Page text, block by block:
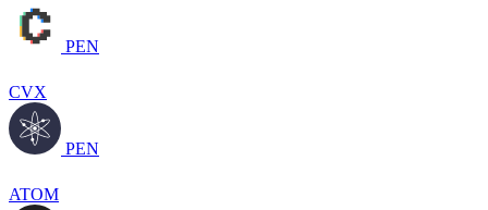
PEN
CVX
PEN
ATOM